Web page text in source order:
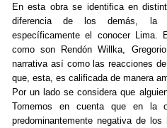
En esta obra se identifica en
diferencia de los demás, la
específicamente el conocer Lima.
como son Rendón Willka,
narrativa así como las reacciones
que, esta, es calificada de manera
Por un lado se considera que
Tomemos en cuenta que en la
predominantemente negativa de